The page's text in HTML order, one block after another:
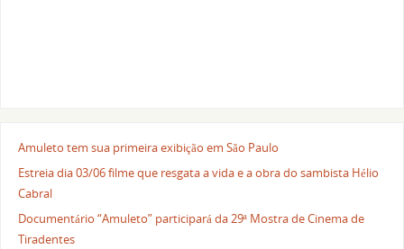
Amuleto tem sua primeira exibição em São Paulo
Estreia dia 03/06 filme que resgata a vida e a obra do sambista Hélio
Cabral
Documentário “Amuleto” participará da 29ª Mostra de Cinema de
Tiradentes